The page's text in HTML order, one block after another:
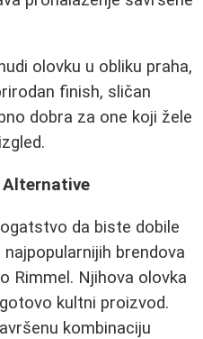
olovku u obliku praha,
finish, sličan
dobra za one koji žele
da biste dobile
brendova
Rimmel. Njihova olovka
kultni proizvod.
kombinaciju